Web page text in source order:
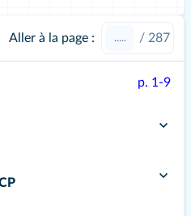
Aller à la page : / 287
p. 1-9